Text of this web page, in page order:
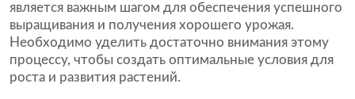
является важным шагом для обеспечения успешного
выращивания и получения хорошего урожая.
Необходимо уделить достаточно внимания этому
процессу, чтобы создать оптимальные условия для
роста и развития растений.